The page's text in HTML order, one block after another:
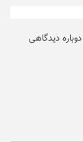
دیدگاهی